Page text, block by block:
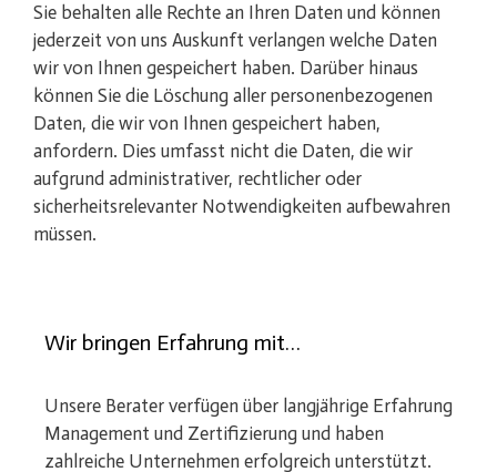
Sie behalten alle Rechte an Ihren Daten und können
jederzeit von uns Auskunft verlangen welche Daten
wir von Ihnen gespeichert haben. Darüber hinaus
können Sie die Löschung aller personenbezogenen
Daten, die wir von Ihnen gespeichert haben,
anfordern. Dies umfasst nicht die Daten, die wir
aufgrund administrativer, rechtlicher oder
sicherheitsrelevanter Notwendigkeiten aufbewahren
müssen.
Wir bringen Erfahrung mit…
Unsere Berater verfügen über langjährige Erfahrung
Management und Zertifizierung und haben
zahlreiche Unternehmen erfolgreich unterstützt.